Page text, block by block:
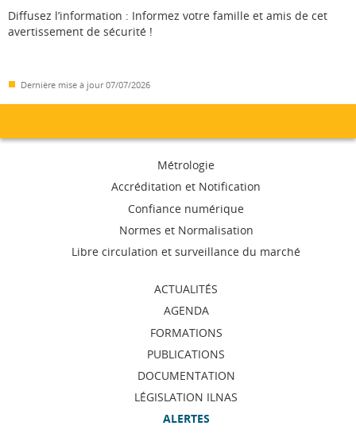
Diffusez l’information : Informez votre famille et amis de cet
avertissement de sécurité !
Dernière mise à jour07/07/2026
navigation
Métrologie
Accréditation et Notification
Confiance numérique
Normes et Normalisation
Libre circulation et surveillance du marché
ACTUALITÉS
AGENDA
FORMATIONS
PUBLICATIONS
DOCUMENTATION
LÉGISLATION ILNAS
ALERTES